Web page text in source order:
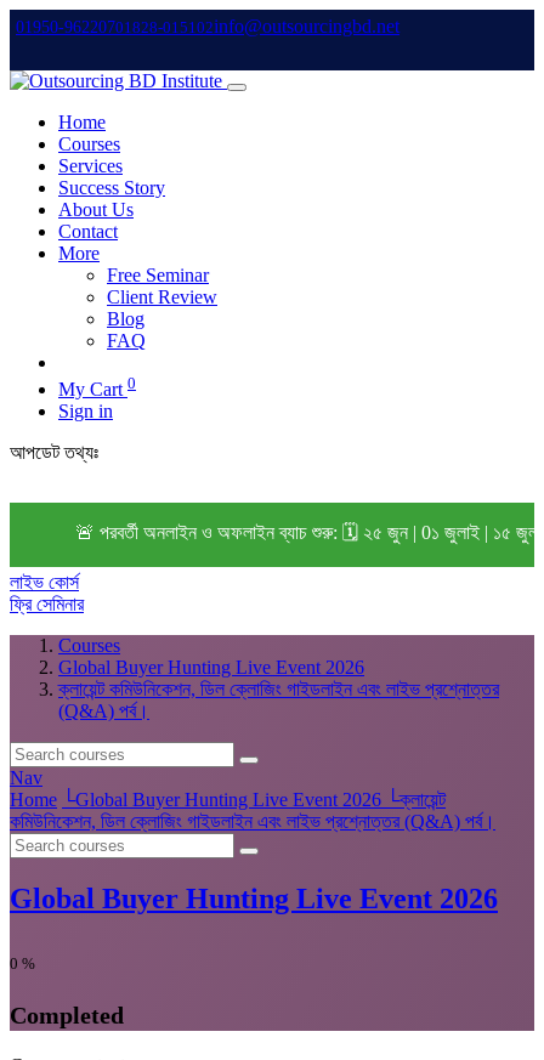
01950-96220701828-015102info@outsourcingbd.net
Home
Courses
Services
Success Story
About Us
Contact
More
Free Seminar
Client Review
Blog
FAQ
My Cart 0
Sign in
আপডেট তথ্যঃ
🚨 পরবর্তী অনলাইন ও অফলাইন ব্যাচ শুরু: 🗓️ ২৫ জুন | 0১ জুলাই | ১৫ জুলাই
লাইভ কোর্স
ফ্রি সেমিনার
Courses
Global Buyer Hunting Live Event 2026
ক্লায়েন্ট কমিউনিকেশন, ডিল ক্লোজিং গাইডলাইন এবং লাইভ প্রশ্নোত্তর
(Q&A) পর্ব।
Nav
Home └Global Buyer Hunting Live Event 2026 └ক্লায়েন্ট
কমিউনিকেশন, ডিল ক্লোজিং গাইডলাইন এবং লাইভ প্রশ্নোত্তর (Q&A) পর্ব।
Global Buyer Hunting Live Event 2026
0 %
Completed